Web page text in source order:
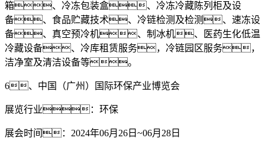
箱、冷冻包装盒、冷冻冷藏陈列柜及设
备、食品贮藏技术、冷链检测及检测、速冻设
备、真空预冷机、制冰机、医药生化低温
冷藏设备、冷库租赁服务，冷链园区服务，
洁净室及清洁设备等。
6、中国（广州）国际环保产业博览会
展览行业：环保
展会时间：2024年06月26日~06月28日